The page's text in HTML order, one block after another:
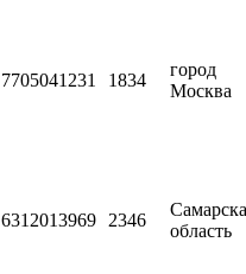
7705041231 1834
город
Москва
6312013969 2346
область